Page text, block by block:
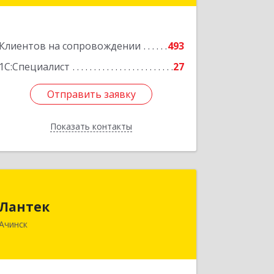
Клиентов на сопровождении
493
1С:Специалист
27
Отправить заявку
Показать контакты
Отправить заявку
Назад
Подробнее